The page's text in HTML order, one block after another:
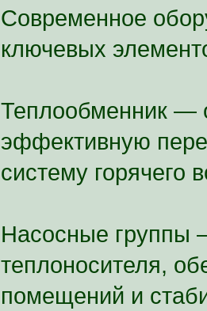
Современное
ключевых
Теплообменник —
эффективную
систему горячего
Насосные группы
теплоносителя,
помещений и